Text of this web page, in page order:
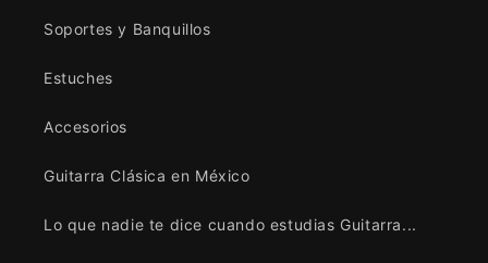
Soportes y Banquillos
Estuches
Accesorios
Guitarra Clásica en México
Lo que nadie te dice cuando estudias Guitarra...